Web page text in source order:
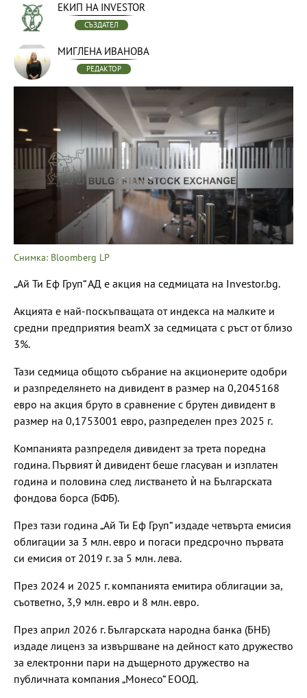
ЕКИП НА INVESTOR
СЪЗДАТЕЛ
МИГЛЕНА ИВАНОВА
РЕДАКТОР
Снимка: Bloomberg LP
„Ай Ти Еф Груп“ АД е акция на седмицата на Investor.bg.
Акцията е най-поскъпващата от индекса на малките и
средни предприятия beamX за седмицата с ръст от близо
3%.
Тази седмица общото събрание на акционерите одобри
и разпределянето на дивидент в размер на 0,2045168
евро на акция бруто в сравнение с брутен дивидент в
размер на 0,1753001 евро, разпределен през 2025 г.
Компанията разпределя дивидент за трета поредна
година. Първият ѝ дивидент беше гласуван и изплатен
година и половина след листването ѝ на Българската
фондова борса (БФБ).
През тази година „Ай Ти Еф Груп“ издаде четвърта емисия
облигации за 3 млн. евро и погаси предсрочно първата
си емисия от 2019 г. за 5 млн. лева.
През 2024 и 2025 г. компанията емитира облигации за,
съответно, 3,9 млн. евро и 8 млн. евро.
През април 2026 г. Българската народна банка (БНБ)
издаде лиценз за извършване на дейност като дружество
за електронни пари на дъщерното дружество на
публичната компания „Монесо“ ЕООД.